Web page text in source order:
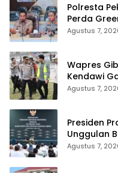
Polresta
Perda
Sekolah
Agustus 7,
Wapres
Kendawi
Aceh
Agustus 7,
Presiden
Unggulan
Dunia
Agustus 7,